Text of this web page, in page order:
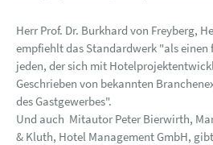
Herr Prof. Dr. Burkhard von Freyberg,
empfiehlt das Standardwerk "als einen
jeden, der sich mit
Geschrieben von bekannten
des Gastgewerbes".
Und auch Mitautor Peter Bierwirth,
& Kluth, Hotel Management GmbH,